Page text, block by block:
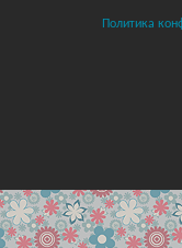
Политика